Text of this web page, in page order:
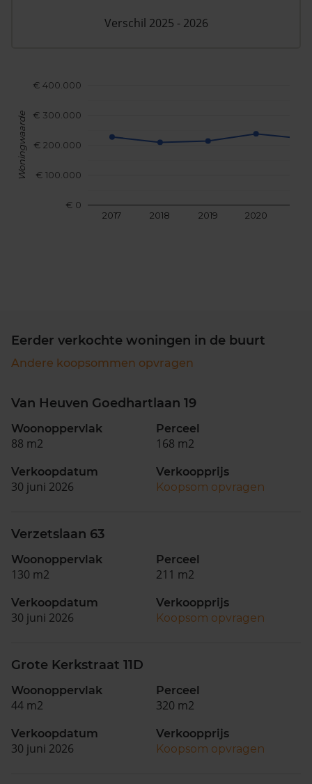
2017 2018 2019 2020
€ 0
€ 100.000
€ 200.000
€ 300.000
€ 400.000
Woningwaarde
Verschil 2025 - 2026
Eerder verkochte woningen in de buurt
Andere koopsommen opvragen
Van Heuven Goedhartlaan 19
Woonoppervlak
88 m2
Perceel
168 m2
Verkoopdatum
30 juni 2026
Verkoopprijs
Koopsom opvragen
Verzetslaan 63
Woonoppervlak
130 m2
Perceel
211 m2
Verkoopdatum
30 juni 2026
Verkoopprijs
Koopsom opvragen
Grote Kerkstraat 11D
Woonoppervlak
44 m2
Perceel
320 m2
Verkoopdatum
30 juni 2026
Verkoopprijs
Koopsom opvragen